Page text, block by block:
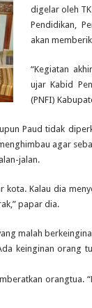
digelar oleh
Pendidikan,
akan
“Kegiatan
ujar Kabid
(PNFI)
Paud tidak
agar
jalan.
kota. Kalau dia
papar dia.
malah
keinginan orang
orangtua.